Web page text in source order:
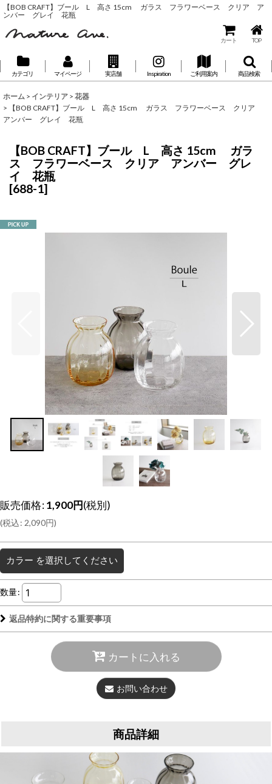
【BOB CRAFT】ブール L 高さ 15cm ガラス フラワーベース クリア ア
ンバー グレイ 花瓶
カート TOP
カテゴリ マイページ 実店舗 Inspiration ご利用案内 商品検索
ホーム > インテリア > 花器
>
【BOB CRAFT】ブール L 高さ 15cm ガラス フラワーベース クリア
アンバー グレイ 花瓶
【BOB CRAFT】ブール L 高さ 15cm ガラ
ス フラワーベース クリア アンバー グレ
イ 花瓶
[688-1]
販売価格:1,900円(税別)
(税込: 2,090円)
カラー を選択してください
数量:
返品特約に関する重要事項
カートに入れる
お問い合わせ
商品詳細